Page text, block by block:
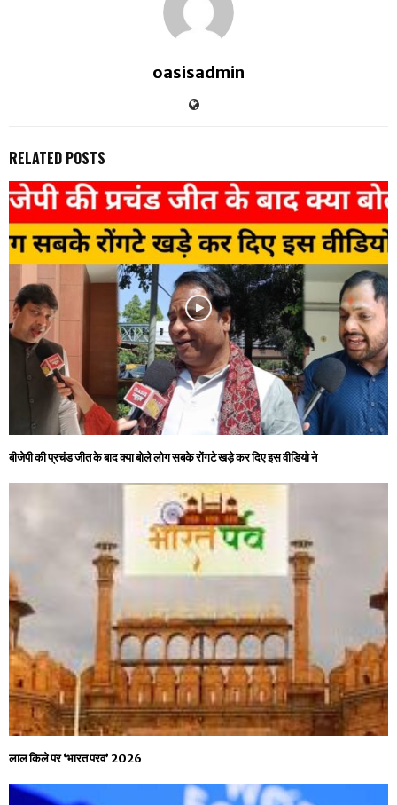
oasisadmin
RELATED POSTS
बीजेपी की प्रचंड जीत के बाद क्या बोले लोग सबके रोंगटे खड़े कर दिए इस वीडियो ने
लाल किले पर ‘भारत परव’ 2026